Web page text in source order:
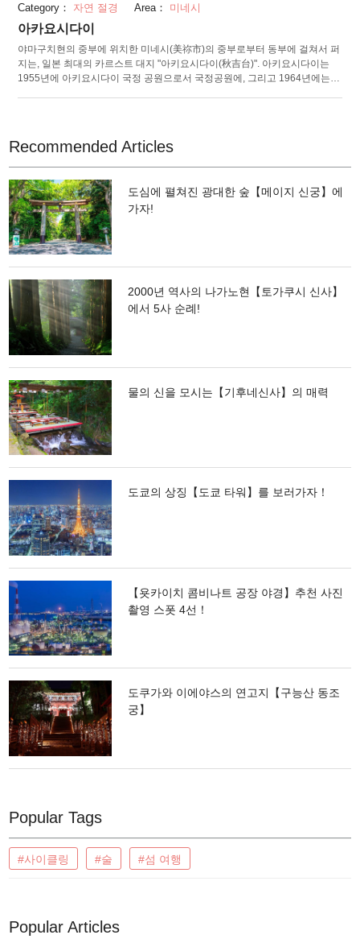
Category： 자연 절경 Area： 미네시
아카요시다이
야마구치현의 중부에 위치한 미네시(美祢市)의 중부로부터 동부에 걸쳐서 퍼
지는, 일본 최대의 카르스트 대지 "아키요시다이(秋吉台)". 아키요시다이는
1955년에 아키요시다이 국정 공원으로서 국정공원에, 그리고 1964년에는
원 내를 산책하는 것도 추천하며, 주변에는 아키요시다이 과학 박물관이나 아
키요시다이 에코・뮤지엄, 아키요시다이 국제 예술 마을 등, 다양한 시설이
있으므로 발걸음을 옮겨보세요. 또한 사이클링이나 트레킹 등의 액티비티를
즐길 수도 있습니다.
Recommended Articles
도심에 펼쳐진 광대한 숲【메이지 신궁】에
가자!
2000년 역사의 나가노현【토가쿠시 신사】
에서 5사 순례!
물의 신을 모시는【기후네신사】의 매력
도쿄의 상징【도쿄 타워】를 보러가자！
【욧카이치 콤비나트 공장 야경】추천 사진
촬영 스폿 4선！
도쿠가와 이에야스의 연고지【구능산 동조
궁】
Popular Tags
#사이클링 #술 #섬 여행
Popular Articles